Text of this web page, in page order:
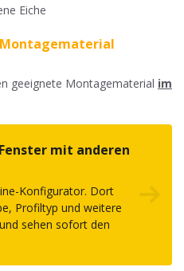
Eiche
geeignete Montagematerial im
mit anderen
Konfigurator. Dort
Profiltyp und weitere
sehen sofort den